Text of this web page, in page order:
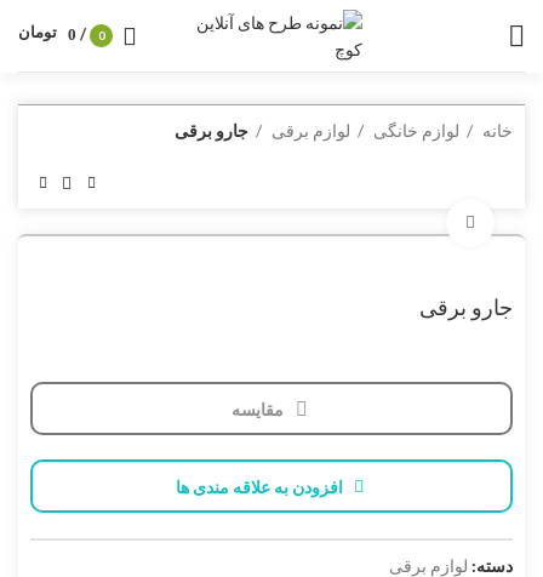
0
/
0 تومان
خانه لوازم خانگی لوازم برقی جارو برقی
جارو برقی
مقایسه
افزودن به علاقه مندی ها
دسته: لوازم برقی